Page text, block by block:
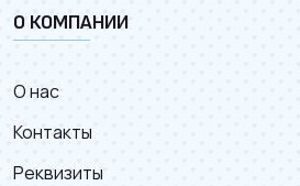
О КОМПАНИИ
О нас
Контакты
Реквизиты